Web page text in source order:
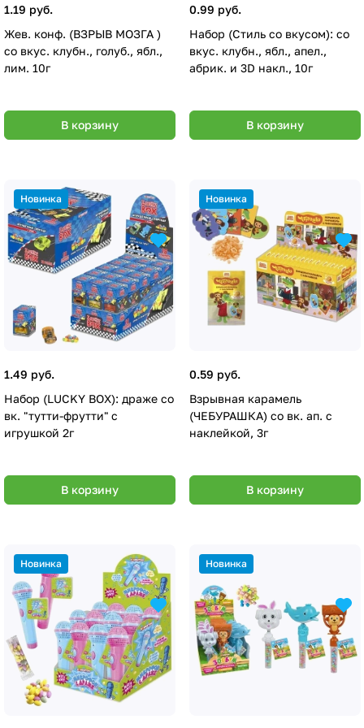
1.19 руб.
Жев. конф. (ВЗРЫВ МОЗГА )
со вкус. клубн., голуб., ябл.,
лим. 10г
В корзину
0.99 руб.
Набор (Стиль со вкусом): со
вкус. клубн., ябл., апел.,
абрик. и 3D накл., 10г
В корзину
Новинка
1.49 руб.
Набор (LUCKY BOX): драже со
вк. "тутти-фрутти" с
игрушкой 2г
В корзину
Новинка
0.59 руб.
Взрывная карамель
(ЧЕБУРАШКА) со вк. ап. с
наклейкой, 3г
В корзину
Новинка Новинка